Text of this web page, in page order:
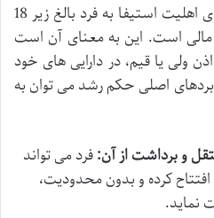
، اعطای اهلیت استیفا به فرد بالغ زیر 18
مالی است. این به معنای آن است
ولی یا قیم، در دارایی های خود
اصلی حکم رشد می توان به
و برداشت از آن:فرد می تواند
کرده و بدون محدودیت،
نماید.